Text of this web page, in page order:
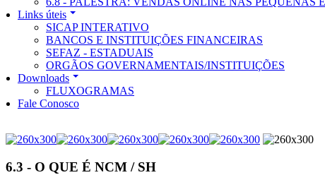
Links úteis
SICAP INTERATIVO
BANCOS E INSTITUIÇÕES FINANCEIRAS
SEFAZ - ESTADUAIS
ORGÃOS GOVERNAMENTAIS/INSTITUIÇÕES
Downloads
FLUXOGRAMAS
Fale Conosco
6.3 - O QUE É NCM / SH